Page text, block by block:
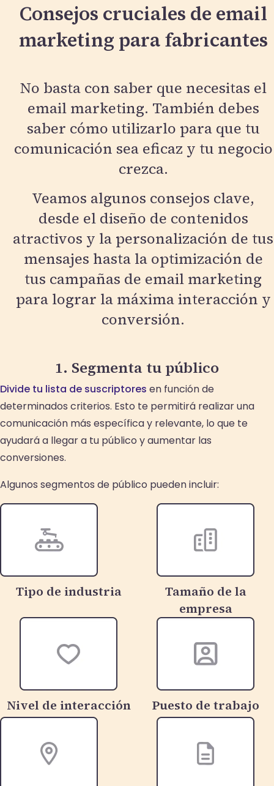
Consejos cruciales de email
marketing para fabricantes
No basta con saber que necesitas el
email marketing. También debes
saber cómo utilizarlo para que tu
comunicación sea eficaz y tu negocio
crezca.
Veamos algunos consejos clave,
desde el diseño de contenidos
atractivos y la personalización de tus
mensajes hasta la optimización de
tus campañas de email marketing
para lograr la máxima interacción y
conversión.
1. Segmenta tu público
Divide tu lista de suscriptores en función de
determinados criterios. Esto te permitirá realizar una
comunicación más específica y relevante, lo que te
ayudará a llegar a tu público y aumentar las
conversiones.
Algunos segmentos de público pueden incluir:
Tipo de industria
Tamaño de la
empresa
Nivel de interacción Puesto de trabajo